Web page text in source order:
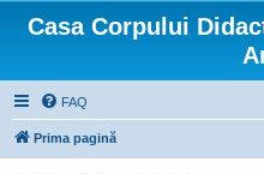
Casa Corpului
FAQ
Prima pagină